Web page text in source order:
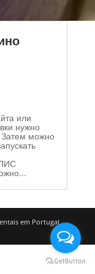
или
нужно
Затем можно
em Portugal,